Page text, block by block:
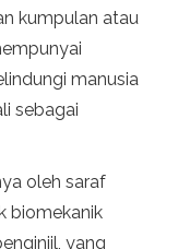
kumpulan atau
manusia
sebagai
oleh saraf
biomekanik
yang